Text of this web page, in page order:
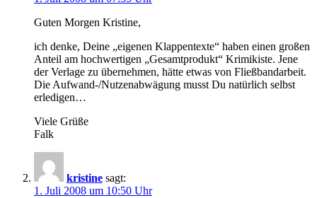
Guten Morgen Kristine,
ich denke, Deine „eigenen Klappentexte“ haben einen großen
Anteil am hochwertigen „Gesamtprodukt“ Krimikiste. Jene
der Verlage zu übernehmen, hätte etwas von Fließbandarbeit.
Die Aufwand-/Nutzenabwägung musst Du natürlich selbst
erledigen…
Viele Grüße
Falk
kristine sagt:
1. Juli 2008 um 10:50 Uhr